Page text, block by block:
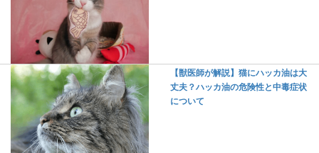
【獣医師が解説】猫にハッカ油は大
丈夫？ハッカ油の危険性と中毒症状
について